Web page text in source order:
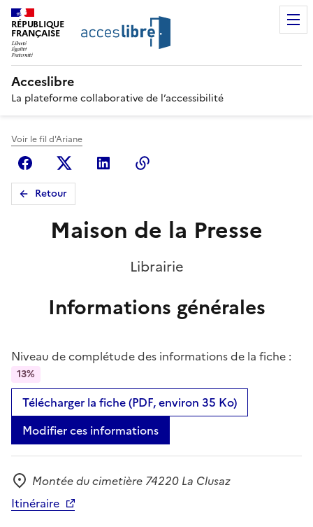
RÉPUBLIQUE
FRANÇAISE
Acceslibre
La plateforme collaborative de l’accessibilité
Voir le fil d'Ariane
FacebookX (anciennement Twitter)
Linkedin
Retour
Maison de la Presse
Librairie
Informations générales
Niveau de complétude des informations de la fiche :
13%
Télécharger la fiche (PDF, environ 35 Ko)
Modifier ces informations
Adresse
Montée du cimetière 74220 La Clusaz
Itinéraire